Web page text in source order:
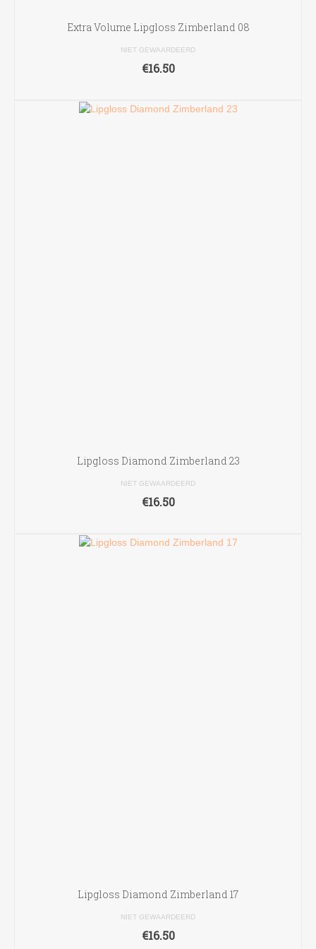
Extra Volume Lipgloss Zimberland 08
NIET GEWAARDEERD
€16.50
Lipgloss Diamond Zimberland 23
NIET GEWAARDEERD
€16.50
Lipgloss Diamond Zimberland 17
NIET GEWAARDEERD
€16.50